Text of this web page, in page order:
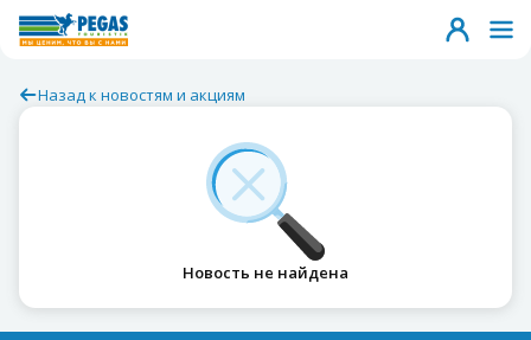
Назад к новостям и акциям
Новость не найдена